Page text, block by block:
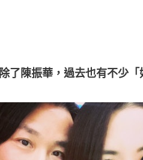
除了陳振華，過去也有不少